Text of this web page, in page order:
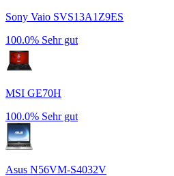
Sony Vaio SVS13A1Z9ES
100.0% Sehr gut
MSI GE70H
100.0% Sehr gut
Asus N56VM-S4032V